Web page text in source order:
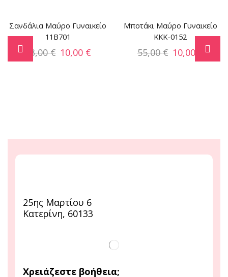
Σανδάλια Μαύρο Γυναικείο
11B701
33,00€ 10,00 €
Μποτάκι Μαύρο Γυναικείο
KKK-0152
55,00€ 10,00
25ης Μαρτίου 6
Κατερίνη, 60133
Χρειάζεστε βοήθεια;